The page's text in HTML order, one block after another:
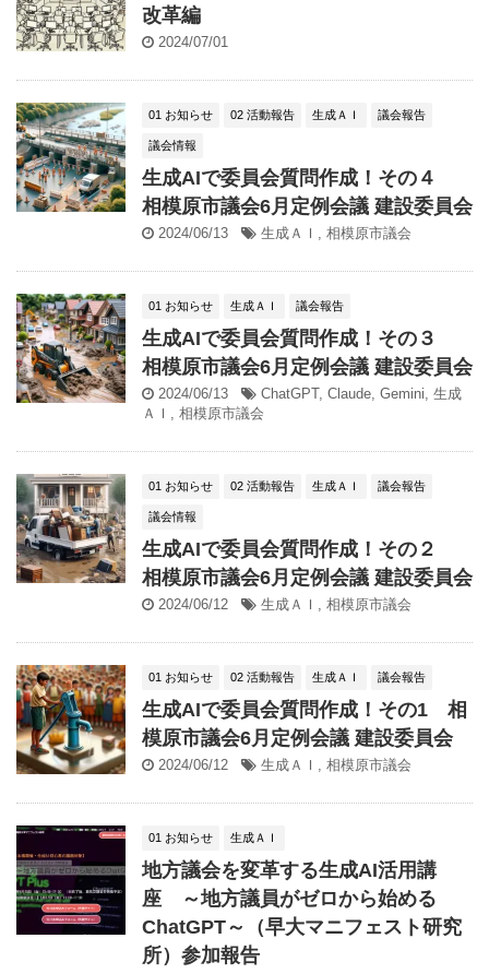
改革編
2024/07/01
01 お知らせ 02 活動報告 生成ＡＩ 議会報告
議会情報
生成AIで委員会質問作成！その４
相模原市議会6月定例会議 建設委員会
2024/06/13 生成ＡＩ , 相模原市議会
01 お知らせ 生成ＡＩ 議会報告
生成AIで委員会質問作成！その３
相模原市議会6月定例会議 建設委員会
2024/06/13 ChatGPT, Claude, Gemini, 生成
ＡＩ , 相模原市議会
01 お知らせ 02 活動報告 生成ＡＩ 議会報告
議会情報
生成AIで委員会質問作成！その２
相模原市議会6月定例会議 建設委員会
2024/06/12 生成ＡＩ , 相模原市議会
01 お知らせ 02 活動報告 生成ＡＩ 議会報告
生成AIで委員会質問作成！その1 相
模原市議会6月定例会議 建設委員会
2024/06/12 生成ＡＩ , 相模原市議会
01 お知らせ 生成ＡＩ
地方議会を変革する生成AI活用講
座 ～地方議員がゼロから始める
ChatGPT～（早大マニフェスト研究
所）参加報告